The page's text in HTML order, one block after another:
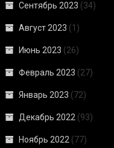
Сентябрь 2023 (34)
Август 2023 (1)
Июнь 2023 (26)
Февраль 2023 (27)
Январь 2023 (72)
Декабрь 2022 (93)
Ноябрь 2022 (77)